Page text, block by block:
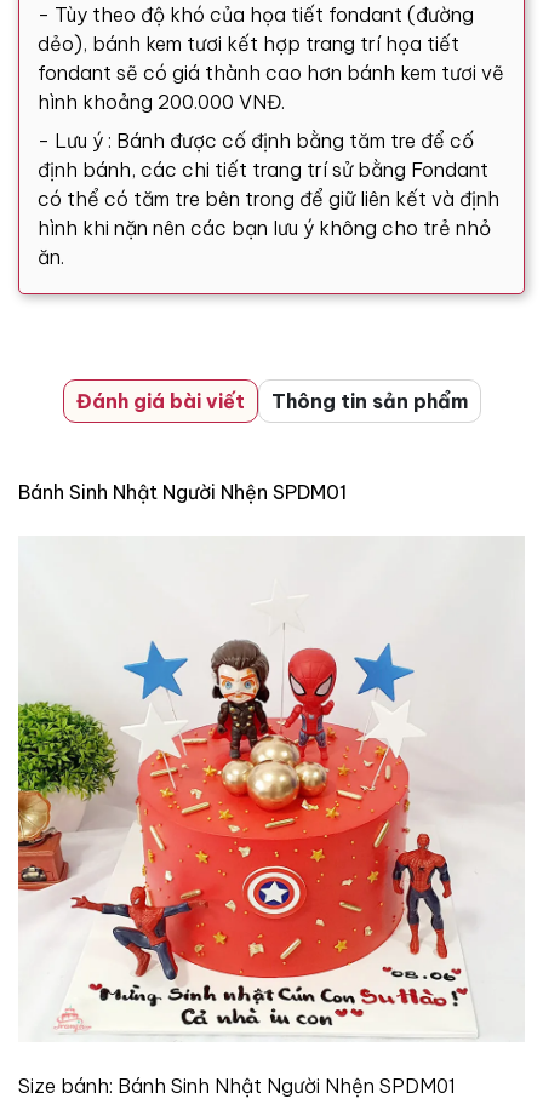
- Tùy theo độ khó của họa tiết fondant (đường
dẻo), bánh kem tươi kết hợp trang trí họa tiết
fondant sẽ có giá thành cao hơn bánh kem tươi vẽ
hình khoảng 200.000 VNĐ.
- Lưu ý : Bánh được cố định bằng tăm tre để cố
định bánh, các chi tiết trang trí sử bằng Fondant
có thể có tăm tre bên trong để giữ liên kết và định
hình khi nặn nên các bạn lưu ý không cho trẻ nhỏ
ăn.
Đánh giá bài viết Thông tin sản phẩm
Bánh Sinh Nhật Người Nhện SPDM01
Size bánh: Bánh Sinh Nhật Người Nhện SPDM01